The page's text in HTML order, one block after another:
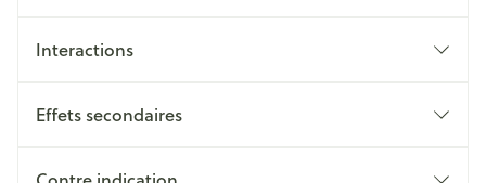
Interactions
Effets secondaires